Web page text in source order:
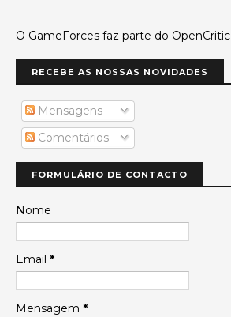
O GameForces faz parte do OpenCritic
RECEBE AS NOSSAS NOVIDADES
Mensagens
Comentários
FORMULÁRIO DE CONTACTO
Nome
Email *
Mensagem *